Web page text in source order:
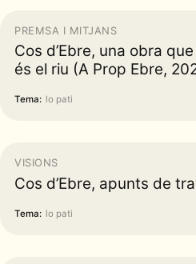
PREMSA I MITJANS
Cos d’Ebre, una obra
és el riu (A Prop Ebre,
Tema: lo pati
VISIONS
Cos d’Ebre, apunts de
Tema: lo pati